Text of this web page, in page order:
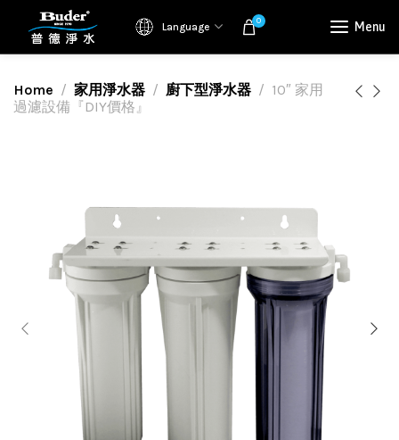
Language 0 Menu
Home 家用淨水器 廚下型淨水器
10″ 家用
過濾設備『DIY價格』